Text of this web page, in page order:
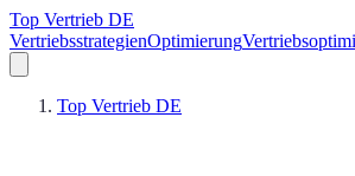
Top Vertrieb DE
VertriebsstrategienOptimierung
Top Vertrieb DE